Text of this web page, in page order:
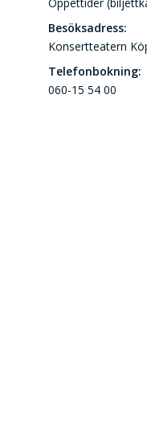
Besöksadress:
Konsertteatern
Telefonbokning:
060-15 54 00